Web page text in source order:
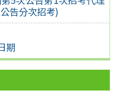
告分次招考)
期